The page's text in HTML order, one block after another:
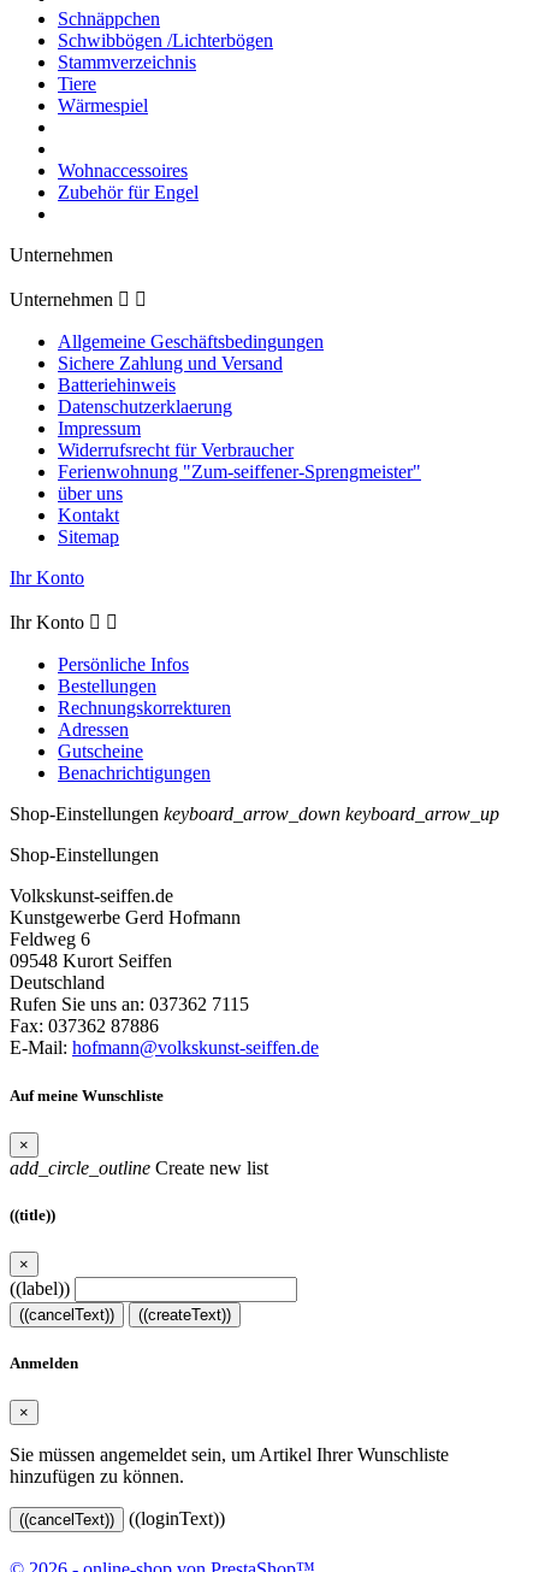
Schnäppchen
Schwibbögen /Lichterbögen
Stammverzeichnis
Tiere
Wärmespiel
Wohnaccessoires
Zubehör für Engel
Unternehmen
Unternehmen  
Allgemeine Geschäftsbedingungen
Sichere Zahlung und Versand
Batteriehinweis
Datenschutzerklaerung
Impressum
Widerrufsrecht für Verbraucher
Ferienwohnung "Zum-seiffener-Sprengmeister"
über uns
Kontakt
Sitemap
Ihr Konto
Ihr Konto  
Persönliche Infos
Bestellungen
Rechnungskorrekturen
Adressen
Gutscheine
Benachrichtigungen
Shop-Einstellungen keyboard_arrow_down keyboard_arrow_up
Shop-Einstellungen
Volkskunst-seiffen.de
Kunstgewerbe Gerd Hofmann
Feldweg 6
09548 Kurort Seiffen
Deutschland
Rufen Sie uns an: 037362 7115
Fax: 037362 87886
E-Mail: hofmann@volkskunst-seiffen.de
Auf meine Wunschliste
×
add_circle_outline Create new list
((title))
×
((label))
((cancelText)) ((createText))
Anmelden
×
Sie müssen angemeldet sein, um Artikel Ihrer Wunschliste
hinzufügen zu können.
((cancelText)) ((loginText))